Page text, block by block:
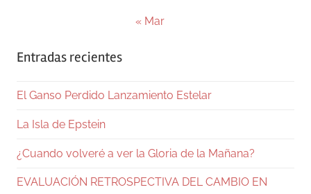
« Mar
Entradas recientes
El Ganso Perdido Lanzamiento Estelar
La Isla de Epstein
¿Cuando volveré a ver la Gloria de la Mañana?
EVALUACIÓN RETROSPECTIVA DEL CAMBIO EN